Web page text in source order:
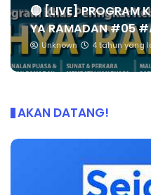
🔴 [LIVE] PROGRAM
YA RAMADAN #05
Unknown 4 tahun yang
AKAN DATANG!